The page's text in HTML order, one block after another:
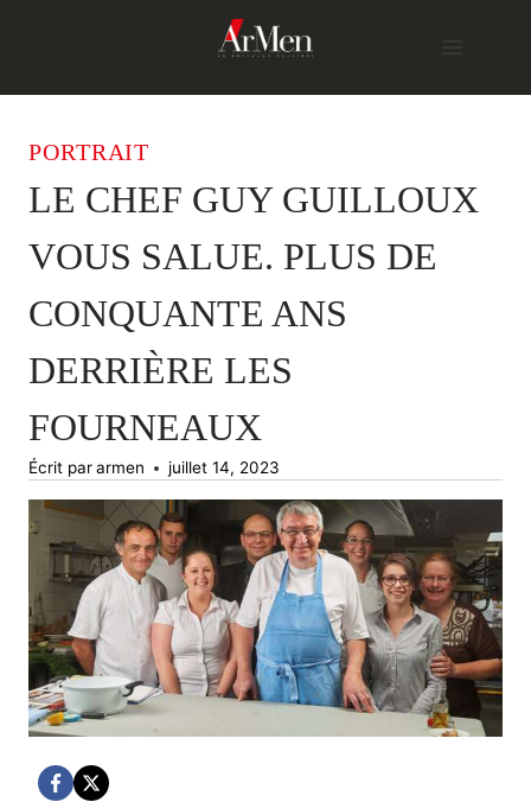
PORTRAIT
LE CHEF GUY GUILLOUX
VOUS SALUE. PLUS DE
CONQUANTE ANS
DERRIÈRE LES
FOURNEAUX
Écrit pararmen juillet 14, 2023